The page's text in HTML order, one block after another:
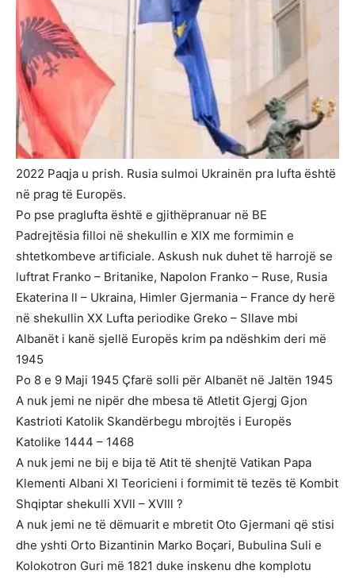
2022 Paqja u prish. Rusia sulmoi Ukrainën pra lufta është
në prag të Europës.
Po pse praglufta është e gjithëpranuar në BE
Padrejtësia filloi në shekullin e XlX me formimin e
shtetkombeve artificiale. Askush nuk duhet të harrojë se
luftrat Franko – Britanike, Napolon Franko – Ruse, Rusia
Ekaterina ll – Ukraina, Himler Gjermania – France dy herë
në shekullin XX Lufta periodike Greko – Sllave mbi
Albanët i kanë sjellë Europës krim pa ndëshkim deri më
1945
Po 8 e 9 Maji 1945 Çfarë solli për Albanët në Jaltën 1945
A nuk jemi ne nipër dhe mbesa të Atletit Gjergj Gjon
Kastrioti Katolik Skandërbegu mbrojtës i Europës
Katolike 1444 – 1468
A nuk jemi ne bij e bija të Atit të shenjtë Vatikan Papa
Klementi Albani Xl Teoricieni i formimit të tezës të Kombit
Shqiptar shekulli XVll – XVIll ?
A nuk jemi ne të dëmuarit e mbretit Oto Gjermani që stisi
dhe yshti Orto Bizantinin Marko Boçari, Bubulina Suli e
Kolokotron Guri më 1821 duke inskenu dhe komplotu